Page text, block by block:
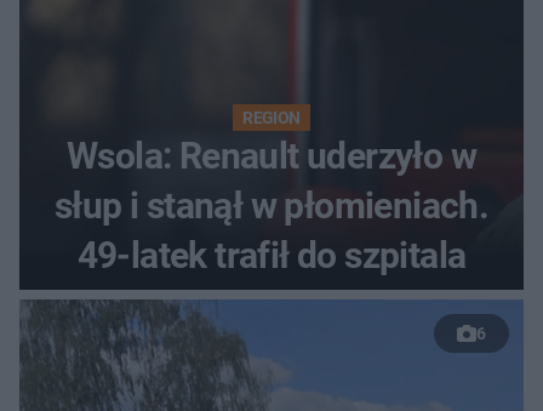
REGION
Wsola: Renault uderzyło w
słup i stanął w płomieniach.
49-latek trafił do szpitala
6